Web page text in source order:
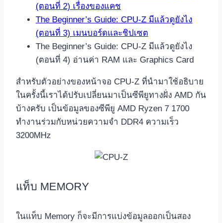
(ตอนที่ 2) เรื่องของแคช
The Beginner’s Guide: CPU-Z มีแล้วดูยังไง
(ตอนที่ 3) เมนบอร์ดและชิปเซต
The Beginner’s Guide: CPU-Z มีแล้วดูยังไง
(ตอนที่ 4) อ่านค่า RAM และ Graphics Card
สำหรับตัวอย่างของหน้าจอ CPU-Z ที่นำมาใช้อธิบาย
ในครั้งนี้เราได้ปรับเปลี่ยนมาเป็นซีพียูทางฝั่ง AMD กัน
บ้างครับ เป็นข้อมูลของซีพียู AMD Ryzen 7 1700
ทำงานร่วมกับหน่วยความจำ DDR4 ความเร็ว
3200MHz
แท็บ MEMORY
ในแท็บ Memory ก็จะมีการแบ่งข้อมูลออกเป็นสอง